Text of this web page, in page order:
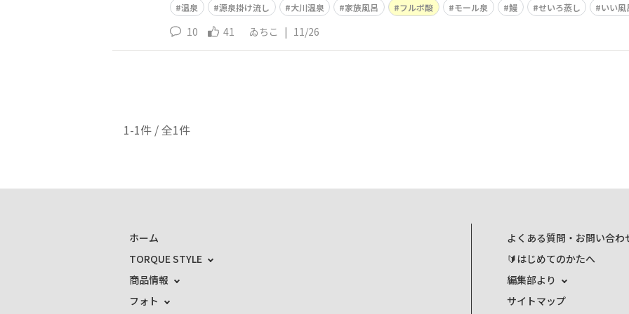
温泉 源泉掛け流し 大川温泉 家族風呂 フルボ酸 モール泉 鰻 せいろ蒸し いい風
10 41 ゐちこ | 11/26
1-1件 / 全1件
ホーム
TORQUE STYLE
商品情報
フォト
よくある質問・お問い合わ
🔰はじめてのかたへ
編集部より
サイトマップ